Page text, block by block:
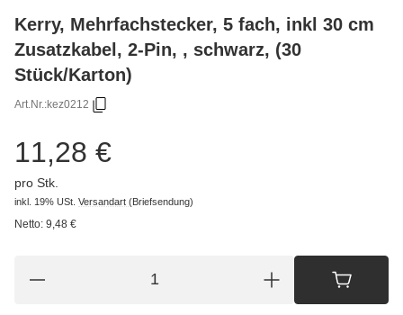
Kerry, Mehrfachstecker, 5 fach, inkl 30 cm
Zusatzkabel, 2-Pin, , schwarz, (30
Stück/Karton)
Art.Nr.:kez0212
11,28 €
pro Stk.
inkl. 19% USt. Versandart (Briefsendung)
Netto: 9,48 €